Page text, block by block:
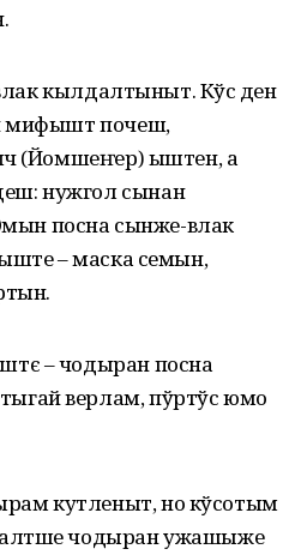
кылдалтыныт. Кўсӧ ден
мифышт почеш,
(Йомшеҥер) ыштен, а
нужгол сынан
посна сынже-влак
– маска семын,
– чодыран посна
верлам, пўртўс юмо
кутленыт, но кўсотым
чодыран ужашыже